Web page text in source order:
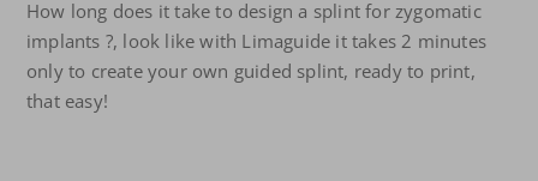
How long does it take to design a splint for zygomatic
implants ?, look like with Limaguide it takes 2 minutes
only to create your own guided splint, ready to print,
that easy!